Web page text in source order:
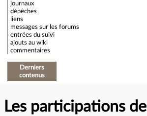
journaux
dépêches
liens
messages sur les forums
entrées du suivi
ajouts au wiki
commentaires
Derniers
contenus
Les participations de